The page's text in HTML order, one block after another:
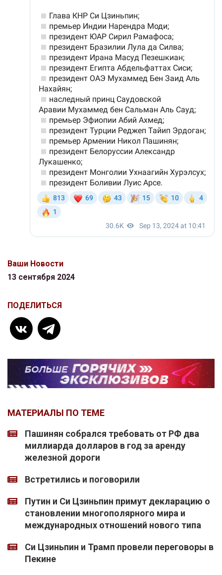
Ваши Новости
13 сентября 2024
ПОДЕЛИТЬСЯ
МАТЕРИАЛЫ ПО ТЕМЕ
Пашинян собрался требовать от РФ два
миллиарда долларов в год за аренду
железной дороги
Встретились и поговорили
Путин и Си Цзиньпин примут декларацию о
становлении многополярного мира и
международных отношений нового типа
Си Цзиньпин и Трамп провели переговоры в
Пекине